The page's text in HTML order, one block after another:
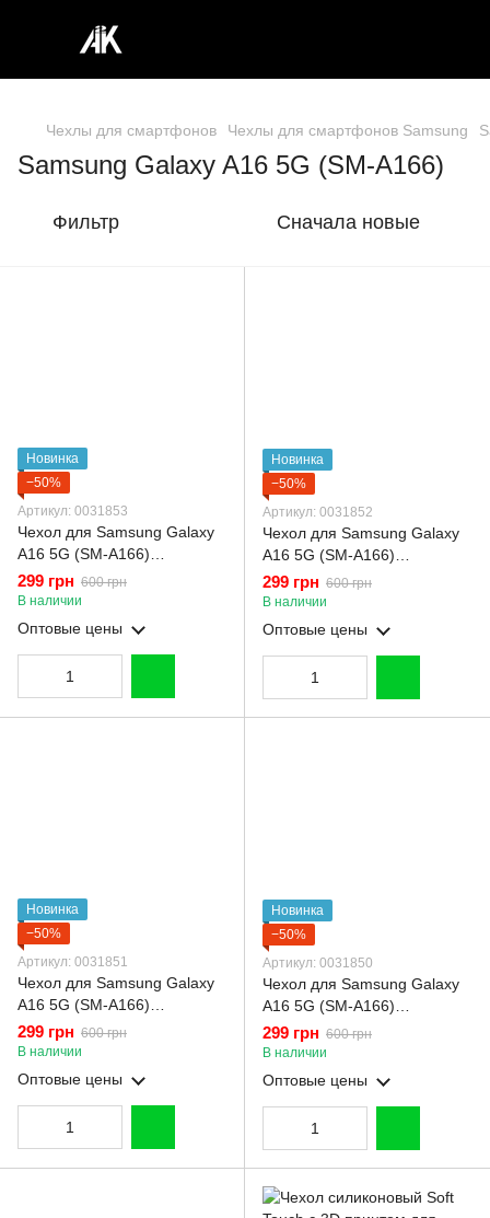
Чехлы для смартфонов Чехлы для смартфонов Samsung
Samsung Galaxy A16 5G (SM-A166)
Фильтр Сначала новые
Новинка
−50%
Артикул: 0031853
Чехол для Samsung Galaxy
A16 5G (SM-A166)
силиконовый с
микрофиброй нескользящий
на самсунг а16 5г
сиреневый
299 грн 600 грн
В наличии
Оптовые цены
Новинка
−50%
Артикул: 0031852
Чехол для Samsung Galaxy
A16 5G (SM-A166)
силиконовый с
микрофиброй нескользящий
на самсунг а16 5г
малиновый
299 грн 600 грн
В наличии
Оптовые цены
Новинка
−50%
Артикул: 0031851
Чехол для Samsung Galaxy
A16 5G (SM-A166)
силиконовый с
микрофиброй нескользящий
на самсунг а16 5г пудровый
299 грн 600 грн
В наличии
Оптовые цены
Новинка
−50%
Артикул: 0031850
Чехол для Samsung Galaxy
A16 5G (SM-A166)
силиконовый с
микрофиброй нескользящий
на самсунг а16 5г черный
299 грн 600 грн
В наличии
Оптовые цены